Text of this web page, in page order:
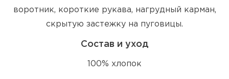
воротник, короткие рукава, нагрудный карман,
скрытую застежку на пуговицы.
Состав и уход
100% хлопок